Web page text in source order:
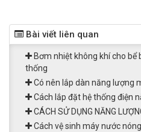
Bài viết liên quan
Bơm nhiệt không khí cho bể
thống
Có nên lắp dàn năng lượng
Cách lắp đặt hệ thống điện
CÁCH SỬ DỤNG NĂNG
Cách vệ sinh máy nước